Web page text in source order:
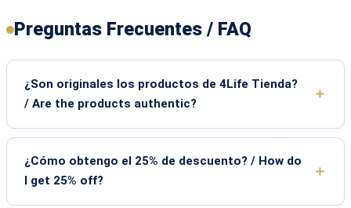
Preguntas Frecuentes / FAQ
¿Son originales los productos de 4Life Tienda?
/ Are the products authentic?
¿Cómo obtengo el 25% de descuento? / How do
I get 25% off?